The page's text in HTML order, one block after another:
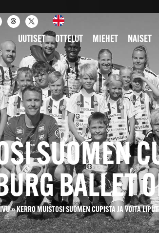
UUTISET OTTELUT MIEHET NAISET
SUOMEN
BALLET
»KERRO MUISTOSI SUOMEN CUPISTA JA VOITA